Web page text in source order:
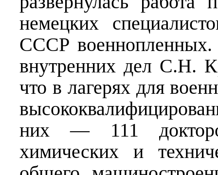
немецких
СССР
внутренних дел С.Н.
что в лагерях для
них — 111 докторов
химических и